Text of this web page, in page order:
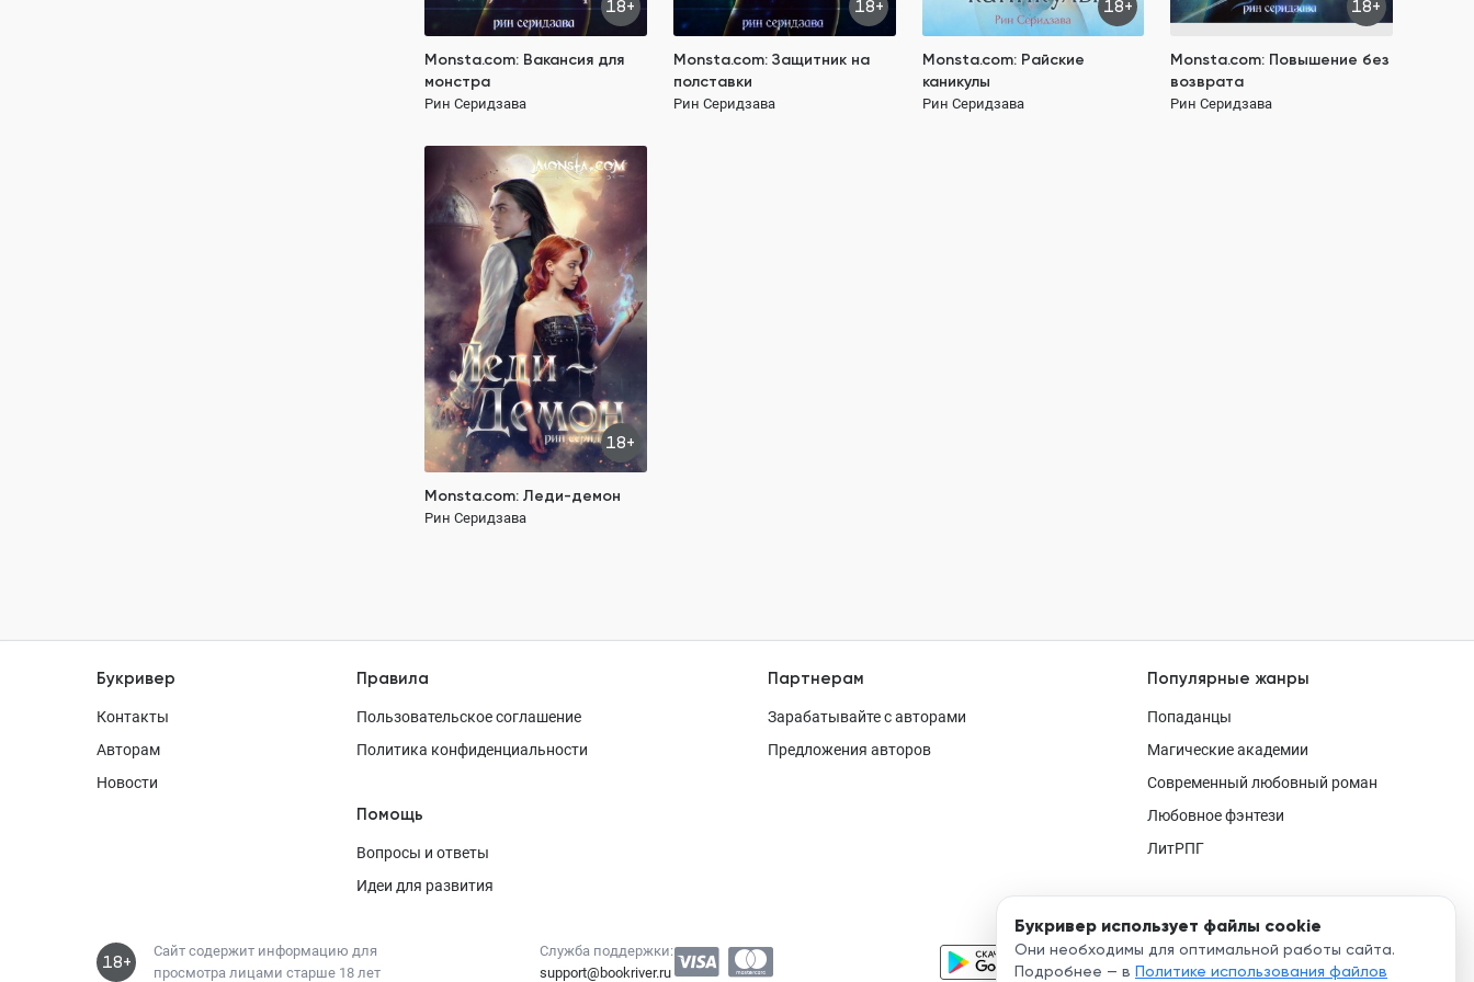
Букривер использует файлы cookie
Они необходимы для оптимальной работы сайта.
Подробнее — в Политике использования файлов
18+
Monsta.com: Вакансия для
монстра
Рин Серидзава
18+
Monsta.com: Защитник на
полставки
Рин Серидзава
189 ₽
18+
Monsta.com: Райские
каникулы
Рин Серидзава
18+
Monsta.com: Повышение без
возврата
Рин Серидзава
189 ₽
18+
Monsta.com: Леди-демон
Рин Серидзава
Monsta.com: Леди-демон
Рин Серидзава
ПОЛНОСТЬЮ
1.1M
сложные отношения демоны
сверхспособности
189 ₽
Букривер
Контакты
Авторам
Новости
Правила
Пользовательское соглашение
Политика конфиденциальности
Помощь
Вопросы и ответы
Идеи для развития
Партнерам
Зарабатывайте с авторами
Предложения авторов
Популярные жанры
Попаданцы
Магические академии
Современный любовный роман
Любовное фэнтези
ЛитРПГ
18+
Сайт содержит информацию для
просмотра лицами старше 18 лет
Служба поддержки:
support@bookriver.ru